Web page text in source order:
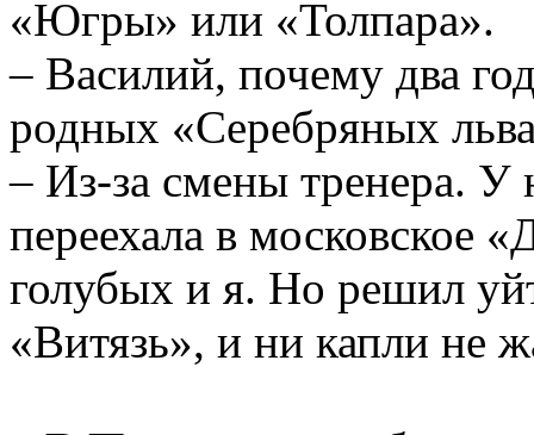
«Югры» или «Толпара».
– Василий, почему два
родных «Серебряных
– Из-за смены тренера. У
переехала в московское
голубых и я. Но решил
«Витязь», и ни капли не